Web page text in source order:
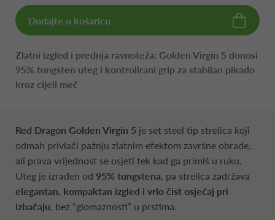
Dodajte u košaricu
Zlatni izgled i prednja ravnoteža: Golden Virgin 5 donosi
95% tungsten uteg i kontrolirani grip za stabilan pikado
kroz cijeli meč
Red Dragon Golden Virgin 5 je set steel tip strelica koji
odmah privlači pažnju zlatnim efektom završne obrade,
ali prava vrijednost se osjeti tek kad ga primiš u ruku.
Uteg je izrađen od 95% tungstena, pa strelica zadržava
elegantan, kompaktan izgled i vrlo čist osjećaj pri
izbačaju, bez “glomaznosti” u prstima.